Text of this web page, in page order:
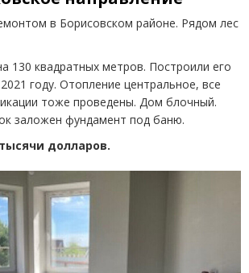
в Борисовском районе. Рядом лес
130 квадратных метров. Построили его
году. Отопление центральное, все
тоже проведены. Дом блочный.
заложен фундамент под баню.
долларов.